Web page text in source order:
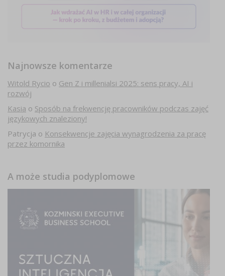
Najnowsze komentarze
Witold Rycio o Gen Z i millenialsi 2025: sens pracy, AI i
rozwój
Kasia o Sposób na frekwencję pracowników podczas zajęć
językowych znaleziony!
Patrycja o Konsekwencje zajęcia wynagrodzenia za pracę
przez komornika
A może studia podyplomowe